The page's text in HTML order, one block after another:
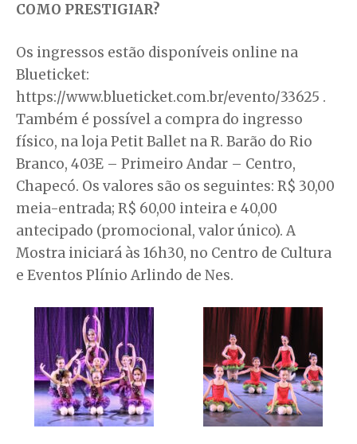
COMO PRESTIGIAR?
Os ingressos estão disponíveis online na
Blueticket:
https://www.blueticket.com.br/evento/33625 .
Também é possível a compra do ingresso
físico, na loja Petit Ballet na R. Barão do Rio
Branco, 403E – Primeiro Andar – Centro,
Chapecó. Os valores são os seguintes: R$ 30,00
meia-entrada; R$ 60,00 inteira e 40,00
antecipado (promocional, valor único). A
Mostra iniciará às 16h30, no Centro de Cultura
e Eventos Plínio Arlindo de Nes.